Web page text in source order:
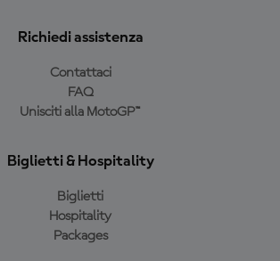
Richiedi assistenza
Contattaci
FAQ
Unisciti alla MotoGP™
Biglietti & Hospitality
Biglietti
Hospitality
Packages